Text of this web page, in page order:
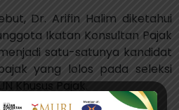
Dr. Arifin Halim diketahui
Ikatan Konsultan Pajak
satu-satunya kandidat
yang lolos pada seleksi
Khusus Pajak.